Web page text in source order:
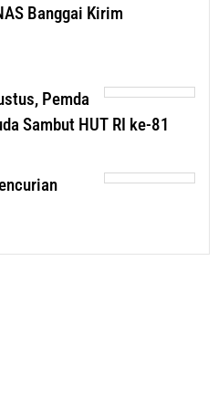
Banggai Kirim
Pemda
Sambut HUT RI ke-81